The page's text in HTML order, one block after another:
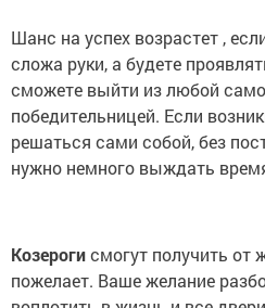
Шанс на успех возрастет ,
сложа руки, а будете
сможете выйти из любой
победительницей. Если
решаться сами собой, без
нужно немного выждать
Козерогисмогут получить от
пожелает. Ваше желание